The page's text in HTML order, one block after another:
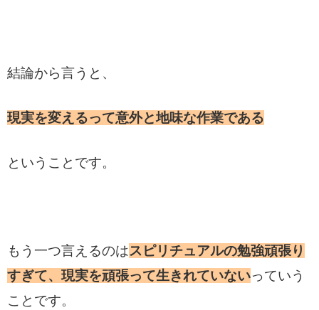
結論から言うと、
現実を変えるって意外と地味な作業である
ということです。
もう一つ言えるのはスピリチュアルの勉強頑張り
すぎて、現実を頑張って生きれていないっていう
ことです。